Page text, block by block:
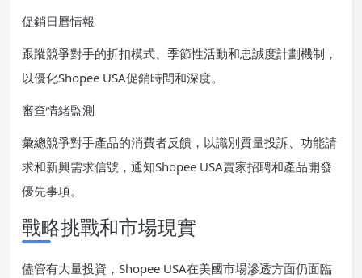
促銷日曆情報
跟蹤競爭對手的折扣模式、季節性活動和忠誠度計劃機制，
以優化Shopee USA促銷時間和深度。
審查情緒監測
彙總競爭對手產品的消費者反饋，以識別質量投訴、功能請
求和新興需求信號，通知Shopee USA賣家招聘和產品開發
優先事項。
戰略挑戰和市場現實
儘管有大量投資，Shopee USA在美國市場滲透方面仍面臨